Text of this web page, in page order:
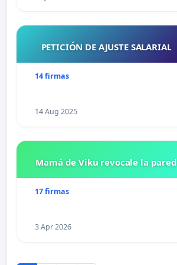
PETICIÓN DE AJUSTE SALARIAL
14 firmas
14 Aug 2025
Mamá de Viku revocale la pared
17 firmas
3 Apr 2026